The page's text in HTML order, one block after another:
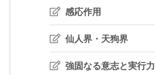
感応作用
仙人界・天狗界
強固なる意志と実行力